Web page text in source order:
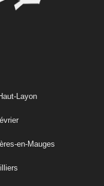
Layon
en-Mauges